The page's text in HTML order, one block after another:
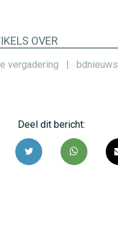
OVER
vergadering | bdnieuws
Deel dit bericht: